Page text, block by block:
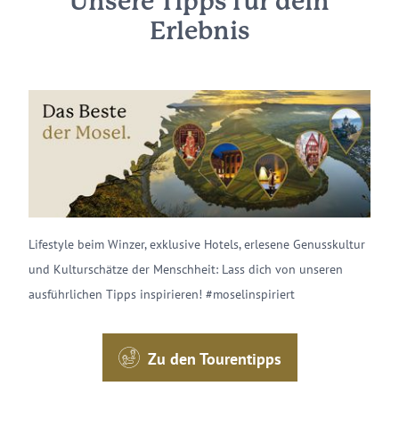
Erlebnis
Lifestyle beim Winzer, exklusive Hotels, erlesene Genusskultur
und Kulturschätze der Menschheit: Lass dich von unseren
ausführlichen Tipps inspirieren! #moselinspiriert
Zu den Tourentipps